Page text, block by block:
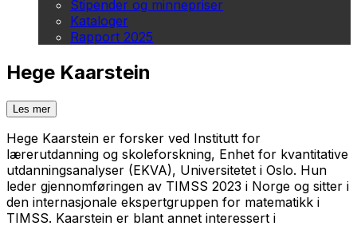
Stipender og minnepriser
Kataloger
Rapport 2025
Hege Kaarstein
Les mer
Hege Kaarstein er forsker ved Institutt for
lærerutdanning og skoleforskning, Enhet for kvantitative
utdanningsanalyser (EKVA), Universitetet i Oslo. Hun
leder gjennomføringen av TIMSS 2023 i Norge og sitter i
den internasjonale ekspertgruppen for matematikk i
TIMSS. Kaarstein er blant annet interessert i